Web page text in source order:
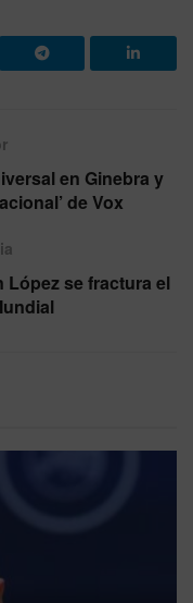
en Ginebra y
de Vox
López se fractura el